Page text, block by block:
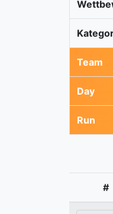
Team
Day
Run
#